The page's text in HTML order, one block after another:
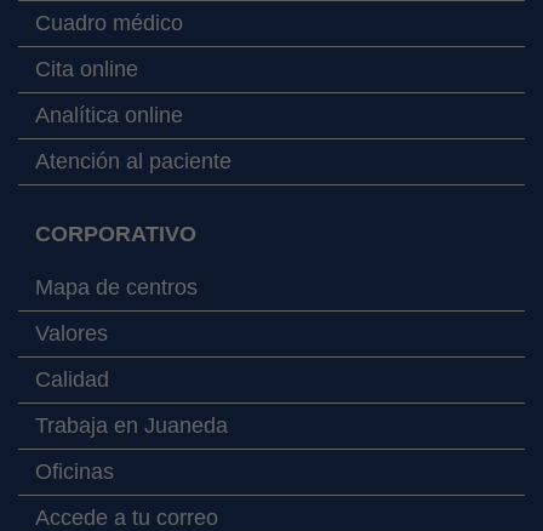
Cuadro médico
Cita online
Analítica online
Atención al paciente
CORPORATIVO
Mapa de centros
Valores
Calidad
Trabaja en Juaneda
Oficinas
Accede a tu correo